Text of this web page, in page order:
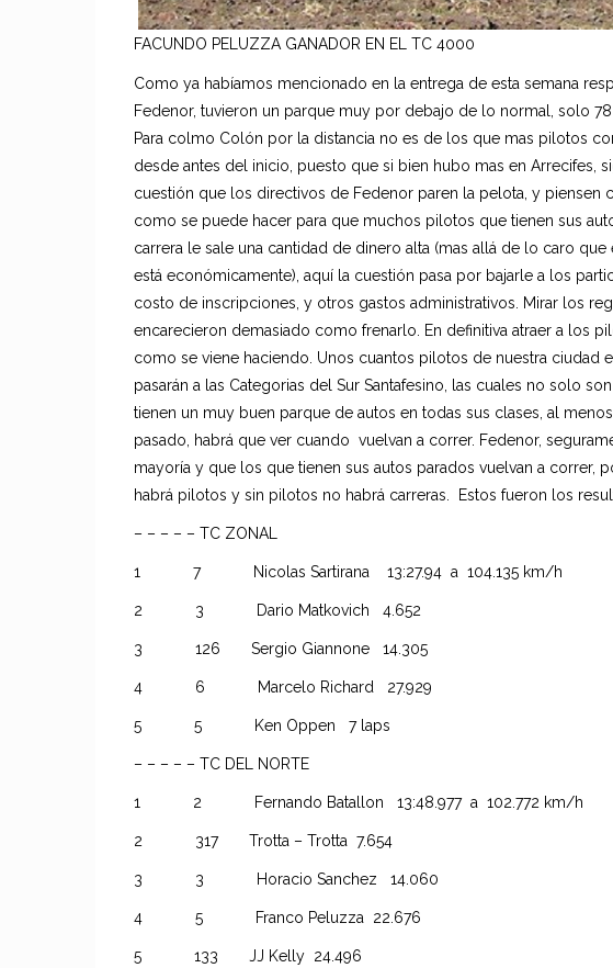
FACUNDO PELUZZA GANADOR EN EL TC 4000
Como ya habíamos mencionado en la entrega de esta semana
Fedenor, tuvieron un parque muy por debajo de lo normal, solo
Para colmo Colón por la distancia no es de los que mas pilotos
desde antes del inicio, puesto que si bien hubo mas en Arrecifes,
cuestión que los directivos de Fedenor paren la pelota, y piensen
como se puede hacer para que muchos pilotos que tienen sus
carrera le sale una cantidad de dinero alta (mas allá de lo caro
está económicamente), aquí la cuestión pasa por bajarle a los
costo de inscripciones, y otros gastos administrativos. Mirar los
encarecieron demasiado como frenarlo. En definitiva atraer a los
como se viene haciendo. Unos cuantos pilotos de nuestra ciudad
pasarán a las Categorias del Sur Santafesino, las cuales no solo
tienen un muy buen parque de autos en todas sus clases, al
pasado, habrá que ver cuando vuelvan a correr. Fedenor,
mayoría y que los que tienen sus autos parados vuelvan a correr,
habrá pilotos y sin pilotos no habrá carreras. Estos fueron los
– – – – – TC ZONAL
1 7 Nicolas Sartirana 13:27.94 a 104.135 km/h
2 3 Dario Matkovich 4.652
3 126 Sergio Giannone 14.305
4 6 Marcelo Richard 27.929
5 5 Ken Oppen 7 laps
– – – – – TC DEL NORTE
1 2 Fernando Batallon 13:48.977 a 102.772 km/h
2 317 Trotta – Trotta 7.654
3 3 Horacio Sanchez 14.060
4 5 Franco Peluzza 22.676
5 133 JJ Kelly 24.496